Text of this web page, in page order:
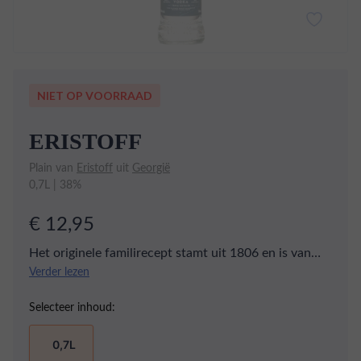
NIET OP VOORRAAD
ERISTOFF
Plain van Eristoff uit Georgië
0,7L | 38%
€ 12,95
Het originele familirecept stamt uit 1806 en is van
van Prince Eristoff. Hoewel de basis nog steeds
aanpassingen gedaan om het recept en de smaak van
deze bijzondere wodka verder te perfectioneren.
Eristoff Brut Vodka wordt driemaal gedistilleerd
Verder lezen
Selecteer inhoud:
0,7L